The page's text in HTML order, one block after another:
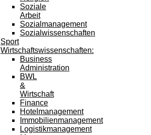
Soziale
Arbeit
Sozialmanagement
Sozialwissenschaften
Sport
Wirtschaftswissenschaften:
Business
Administration
BWL
&
Wirtschaft
Finance
Hotelmanagement
Immobilienmanagement
Logistikmanagement